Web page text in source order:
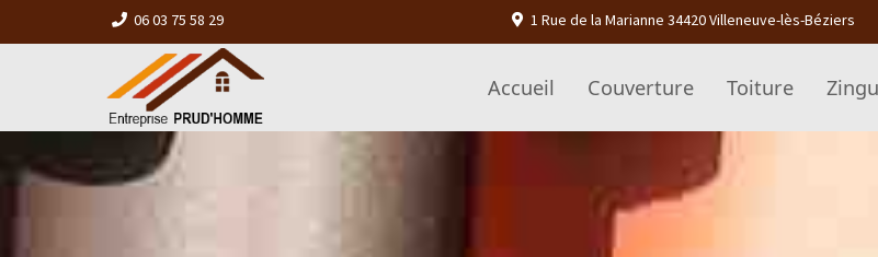
06 03 75 58 29 1 Rue de la Marianne 34420 Villeneuve-lès-Béziers
Accueil Couverture Toiture